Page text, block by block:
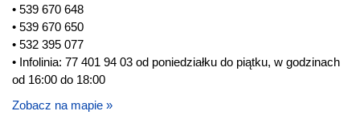
• 539 670 648
• 539 670 650
• 532 395 077
• Infolinia: 77 401 94 03 od poniedziałku do piątku, w godzinach
od 16:00 do 18:00
Zobacz na mapie »